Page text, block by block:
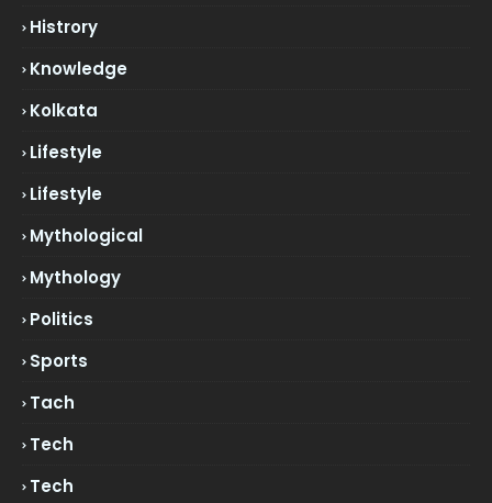
Histrory
Knowledge
Kolkata
Lifestyle
Lifestyle
Mythological
Mythology
Politics
Sports
Tach
Tech
Tech